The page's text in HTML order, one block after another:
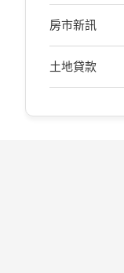
房市新訊
土地貸款